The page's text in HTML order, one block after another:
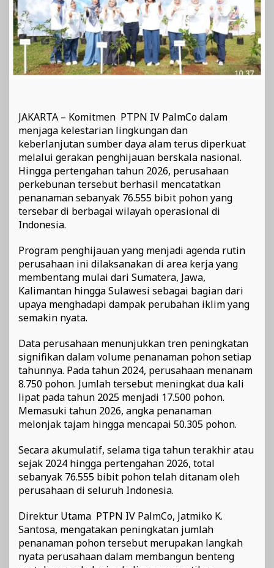
JAKARTA – Komitmen PTPN IV PalmCo⁠ dalam
menjaga kelestarian lingkungan dan
keberlanjutan sumber daya alam terus diperkuat
melalui gerakan penghijauan berskala nasional.
Hingga pertengahan tahun 2026, perusahaan
perkebunan tersebut berhasil mencatatkan
penanaman sebanyak 76.555 bibit pohon yang
tersebar di berbagai wilayah operasional di
Indonesia.
Program penghijauan yang menjadi agenda rutin
perusahaan ini dilaksanakan di area kerja yang
membentang mulai dari Sumatera, Jawa,
Kalimantan hingga Sulawesi sebagai bagian dari
upaya menghadapi dampak perubahan iklim yang
semakin nyata.
Data perusahaan menunjukkan tren peningkatan
signifikan dalam volume penanaman pohon setiap
tahunnya. Pada tahun 2024, perusahaan menanam
8.750 pohon. Jumlah tersebut meningkat dua kali
lipat pada tahun 2025 menjadi 17.500 pohon.
Memasuki tahun 2026, angka penanaman
melonjak tajam hingga mencapai 50.305 pohon.
Secara akumulatif, selama tiga tahun terakhir atau
sejak 2024 hingga pertengahan 2026, total
sebanyak 76.555 bibit pohon telah ditanam oleh
perusahaan di seluruh Indonesia.
Direktur Utama PTPN IV PalmCo⁠, Jatmiko K.
Santosa, mengatakan peningkatan jumlah
penanaman pohon tersebut merupakan langkah
nyata perusahaan dalam membangun benteng